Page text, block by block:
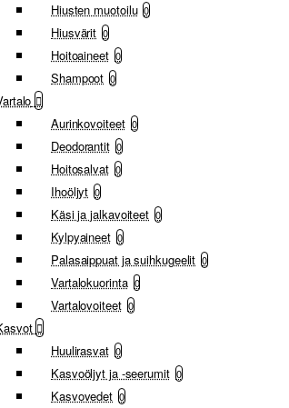
Hiusten muotoilu 0
Hiusvärit 0
Hoitoaineet 0
Shampoot 0
Aurinkovoiteet 0
Deodorantit 0
Hoitosalvat 0
Ihoöljyt 0
Käsi ja jalkavoiteet 0
Kylpyaineet 0
Palasaippuat ja suihkugeelit 0
Vartalokuorinta 0
Vartalovoiteet 0
Huulirasvat 0
Kasvoöljyt ja -seerumit 0
Kasvovedet 0